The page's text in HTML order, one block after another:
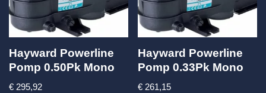
Hayward Powerline
Pomp 0.50Pk Mono
€ 295,92
Hayward Powerline
Pomp 0.33Pk Mono
€ 261,15